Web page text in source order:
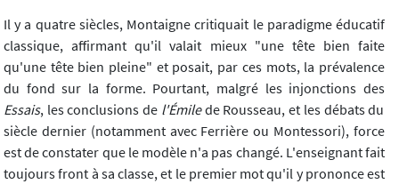
Il y a quatre siècles, Montaigne critiquait le paradigme éducatif
classique, affirmant qu'il valait mieux "une tête bien faite
qu'une tête bien pleine" et posait, par ces mots, la prévalence
du fond sur la forme. Pourtant, malgré les injonctions des
Essais, les conclusions de l'Émilede Rousseau, et les débats du
siècle dernier (notamment avec Ferrière ou Montessori), force
est de constater que le modèle n'a pas changé. L'enseignant fait
toujours front à sa classe, et le premier mot qu'il y prononce est